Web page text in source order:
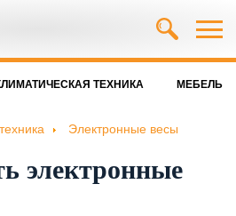
ТЕХНИКА МЕБЕЛЬ
Электронные весы
электронные